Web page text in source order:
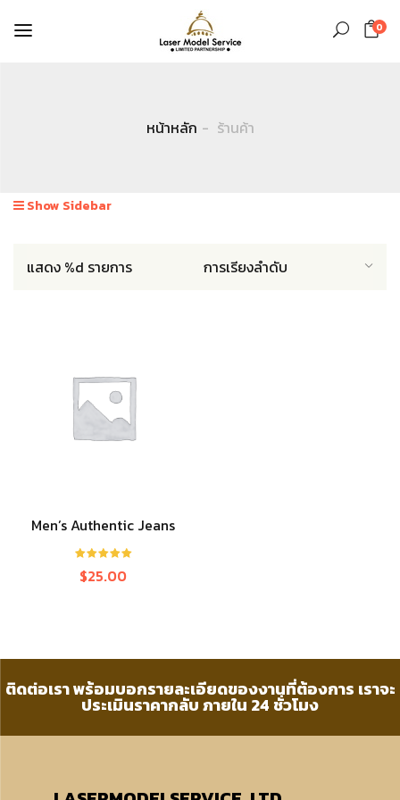
0
หน้าหลัก ร้านค้า
Show Sidebar
แสดง %d รายการ
Men’s Authentic Jeans
5.00ตั้งแต่ 1-
$25.00
ติดต่อเรา พร้อมบอกรายละเอียดของงานที่ต้องการ เราจะ
ประเมินราคากลับ ภายใน 24 ชั่วโมง